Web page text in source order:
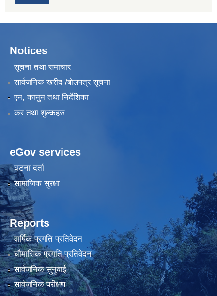
Notices
सूचना तथा समाचार
सार्वजनिक खरीद /बोलपत्र सूचना
एन, कानुन तथा निर्देशिका
कर तथा शुल्कहरु
eGov services
घटना दर्ता
सामाजिक सुरक्षा
Reports
वार्षिक प्रगति प्रतिवेदन
चौमासिक प्रगति प्रतिवेदन
सार्वजनिक सुनुवाई
सार्वजनिक परीक्षण